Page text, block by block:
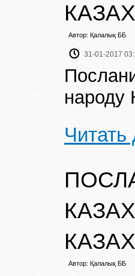
Автор: Қалалық ББ
31-01-2017
народу
Читать
Автор: Қалалық ББ